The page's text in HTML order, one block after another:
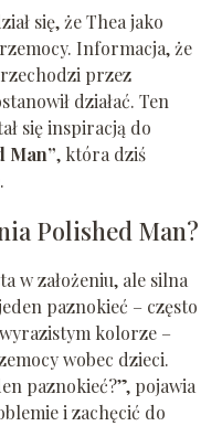
się, że Thea jako
Informacja, że
przez
działać. Ten
się inspiracją do
Man”, która dziś
Polished Man?
w założeniu, ale silna
paznokieć – często
kolorze –
wobec dzieci.
paznokieć?”, pojawia
i zachęcić do